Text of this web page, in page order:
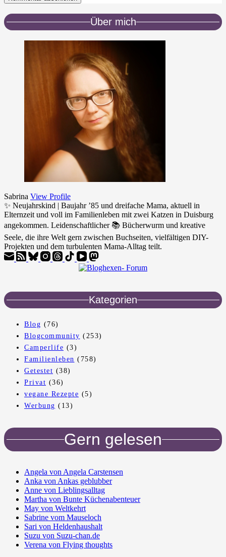
Über mich
Sabrina View Profile
✨ Neujahrskind | Baujahr ’85 und dreifache Mama, aktuell in
Elternzeit und voll im Familienleben mit zwei Katzen in Duisburg
angekommen. Leidenschaftlicher 📚 Bücherwurm und kreative
Seele, die ihre Welt gern zwischen Buchseiten, vielfältigen DIY-
Projekten und dem turbulenten Mama-Alltag teilt.
Kategorien
Blog (76)
Blogcommunity (253)
Camperlife (3)
Familienleben (758)
Getestet (38)
Privat (36)
vegane Rezepte (5)
Werbung (13)
Gern gelesen
Angela von Angela Carstensen
Anka von Ankas geblubber
Anne von Lieblingsalltag
Martha von Bunte Küchenabenteuer
May von Weltkehrt
Sabrine vom Mauseloch
Sari von Heldenhaushalt
Suzu von Suzu-chan.de
Verena von Flying thoughts